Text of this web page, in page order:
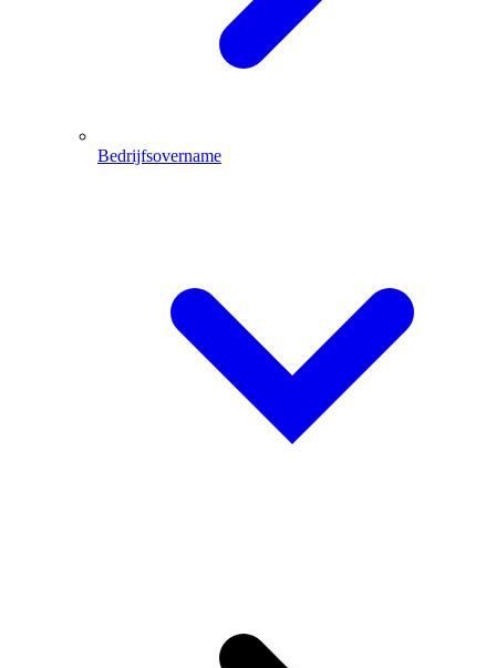
Bedrijfsovername